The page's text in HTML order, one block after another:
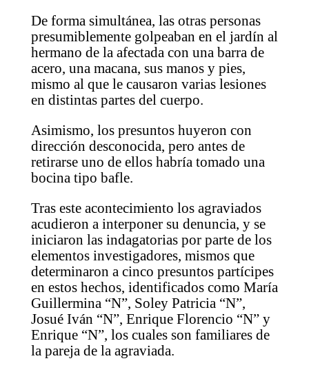
De forma simultánea, las otras personas
presumiblemente golpeaban en el jardín al
hermano de la afectada con una barra de
acero, una macana, sus manos y pies,
mismo al que le causaron varias lesiones
en distintas partes del cuerpo.
Asimismo, los presuntos huyeron con
dirección desconocida, pero antes de
retirarse uno de ellos habría tomado una
bocina tipo bafle.
Tras este acontecimiento los agraviados
acudieron a interponer su denuncia, y se
iniciaron las indagatorias por parte de los
elementos investigadores, mismos que
determinaron a cinco presuntos partícipes
en estos hechos, identificados como María
Guillermina “N”, Soley Patricia “N”,
Josué Iván “N”, Enrique Florencio “N” y
Enrique “N”, los cuales son familiares de
la pareja de la agraviada.